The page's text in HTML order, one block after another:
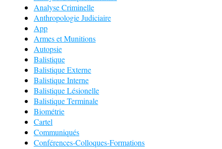
Analyse Criminelle
Anthropologie Judiciaire
App
Armes et Munitions
Autopsie
Balistique
Balistique Externe
Balistique Interne
Balistique Lésionelle
Balistique Terminale
Biométrie
Cartel
Communiqués
Conférences-Colloques-Formations